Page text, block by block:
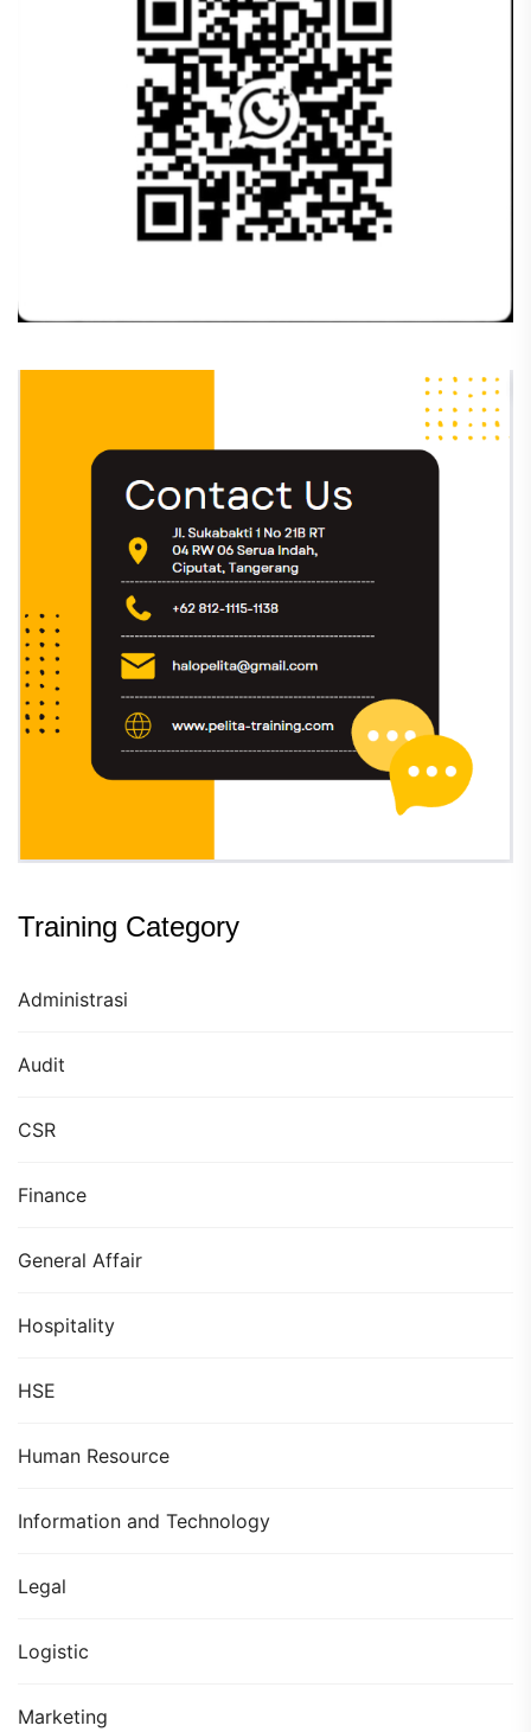
Training Category
Administrasi
Audit
CSR
Finance
General Affair
Hospitality
HSE
Human Resource
Information and Technology
Legal
Logistic
Marketing